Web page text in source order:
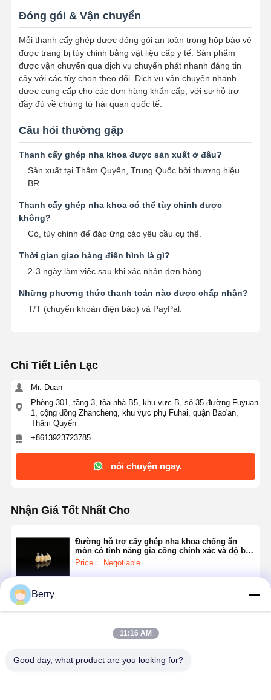
Các phụ kiện chính xác nha khoa
Người bảo trì không gian nha khoa
Thiết bị chức năng chỉnh nha
Dụng cụ duy trì chỉnh nha
Giải pháp cấy ghép răng
Đóng gói & Vận chuyển
Mỗi thanh cấy ghép được đóng gói an toàn trong hộp bảo vệ
được trang bị tùy chỉnh bằng vật liệu cấp y tế. Sản phẩm
được vận chuyển qua dịch vụ chuyển phát nhanh đáng tin
cậy với các tùy chọn theo dõi. Dịch vụ vận chuyển nhanh
được cung cấp cho các đơn hàng khẩn cấp, với sự hỗ trợ
đầy đủ về chứng từ hải quan quốc tế.
Câu hỏi thường gặp
Thanh cấy ghép nha khoa được sản xuất ở đâu?
Sản xuất tại Thâm Quyến, Trung Quốc bởi thương hiệu
BR.
Thanh cấy ghép nha khoa có thể tùy chỉnh được
không?
Có, tùy chỉnh để đáp ứng các yêu cầu cụ thể.
Thời gian giao hàng điển hình là gì?
2-3 ngày làm việc sau khi xác nhận đơn hàng.
Những phương thức thanh toán nào được chấp nhận?
T/T (chuyển khoản điện báo) và PayPal.
Chi Tiết Liên Lạc
Mr. Duan
Phòng 301, tầng 3, tòa nhà B5, khu vực B, số 35 đường Fuyuan
1, cộng đồng Zhancheng, khu vực phụ Fuhai, quận Bao'an,
Thâm Quyến
+8613923723785
nói chuyện ngay.
Nhận Giá Tốt Nhất Cho
Đường hỗ trợ cấy ghép nha khoa chống ăn
mòn có tính năng gia công chính xác và độ bền
vượt trội cho các giải pháp nha khoa
Price： Negotiable
Berry
11:16 AM
Good day, what product are you looking for?